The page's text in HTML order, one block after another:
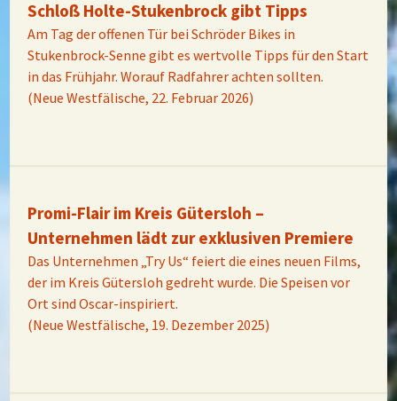
Schloß Holte-Stukenbrock gibt Tipps
Am Tag der offenen Tür bei Schröder Bikes in
Stukenbrock-Senne gibt es wertvolle Tipps für den Start
in das Frühjahr. Worauf Radfahrer achten sollten.
(Neue Westfälische, 22. Februar 2026)
Promi-Flair im Kreis Gütersloh –
Unternehmen lädt zur exklusiven Premiere
Das Unternehmen „Try Us“ feiert die eines neuen Films,
der im Kreis Gütersloh gedreht wurde. Die Speisen vor
Ort sind Oscar-inspiriert.
(Neue Westfälische, 19. Dezember 2025)